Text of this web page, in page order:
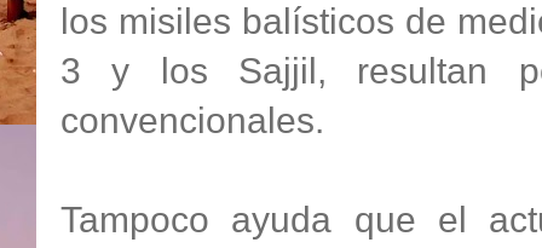
los misiles balísticos de
3 y los Sajjil, resultan
convencionales.
Tampoco ayuda que el